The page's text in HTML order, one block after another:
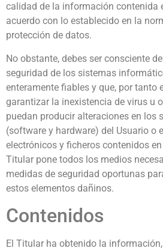
calidad de la información contenida
acuerdo con lo establecido en la
protección de datos.
No obstante, debes ser consciente
seguridad de los sistemas
enteramente fiables y que, por tanto
garantizar la inexistencia de virus u
puedan producir alteraciones en los
(software y hardware) del Usuario o
electrónicos y ficheros contenidos
Titular pone todos los medios
medidas de seguridad oportunas
estos elementos dañinos.
Contenidos
El Titular ha obtenido la